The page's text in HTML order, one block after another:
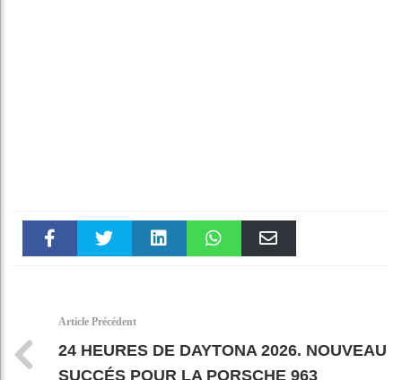
Article Précédent
24 HEURES DE DAYTONA 2026. NOUVEAU
SUCCÉS POUR LA PORSCHE 963